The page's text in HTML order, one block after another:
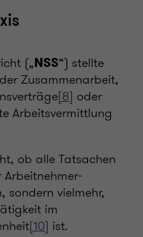
(„NSS“) stellte
Zusammenarbeit,
[8] oder
Arbeitsvermittlung
ob alle Tatsachen
sondern vielmehr,
im
[10] ist.